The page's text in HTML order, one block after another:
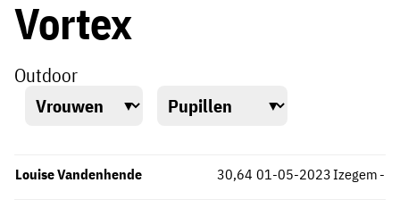
Vortex
Outdoor
Louise Vandenhende Izegem
30,64 -
01-05-2023